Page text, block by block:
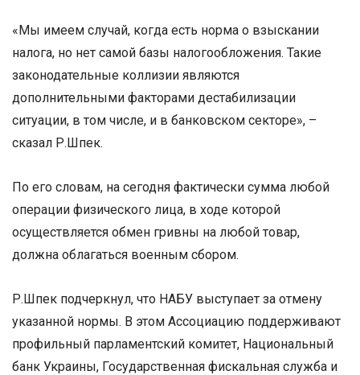
«Мы имеем случай, когда есть норма о взыскании
налога, но нет самой базы налогообложения. Такие
законодательные коллизии являются
дополнительными факторами дестабилизации
ситуации, в том числе, и в банковском секторе», –
сказал Р.Шпек.
По его словам, на сегодня фактически сумма любой
операции физического лица, в ходе которой
осуществляется обмен гривны на любой товар,
должна облагаться военным сбором.
Р.Шпек подчеркнул, что НАБУ выступает за отмену
указанной нормы. В этом Ассоциацию поддерживают
профильный парламентский комитет, Национальный
банк Украины, Государственная фискальная служба и